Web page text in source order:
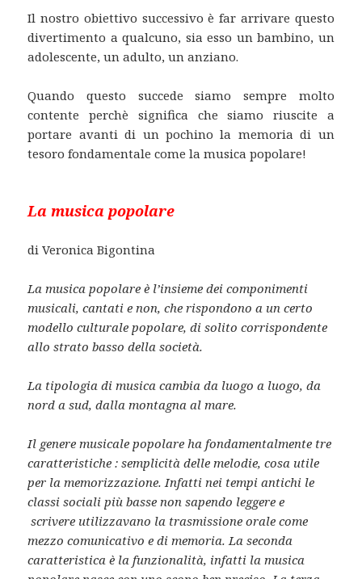
Il nostro obiettivo successivo è far arrivare questo
divertimento a qualcuno, sia esso un bambino, un
adolescente, un adulto, un anziano.
Quando questo succede siamo sempre molto
contente perchè significa che siamo riuscite a
portare avanti di un pochino la memoria di un
tesoro fondamentale come la musica popolare!
La musica popolare
di Veronica Bigontina
La musica popolare è l’insieme dei componimenti
musicali, cantati e non, che rispondono a un certo
modello culturale popolare, di solito corrispondente
allo strato basso della società.
La tipologia di musica cambia da luogo a luogo, da
nord a sud, dalla montagna al mare.
Il genere musicale popolare ha fondamentalmente tre
caratteristiche : semplicità delle melodie, cosa utile
per la memorizzazione. Infatti nei tempi antichi le
classi sociali più basse non sapendo leggere e
scrivere utilizzavano la trasmissione orale come
mezzo comunicativo e di memoria. La seconda
caratteristica è la funzionalità, infatti la musica